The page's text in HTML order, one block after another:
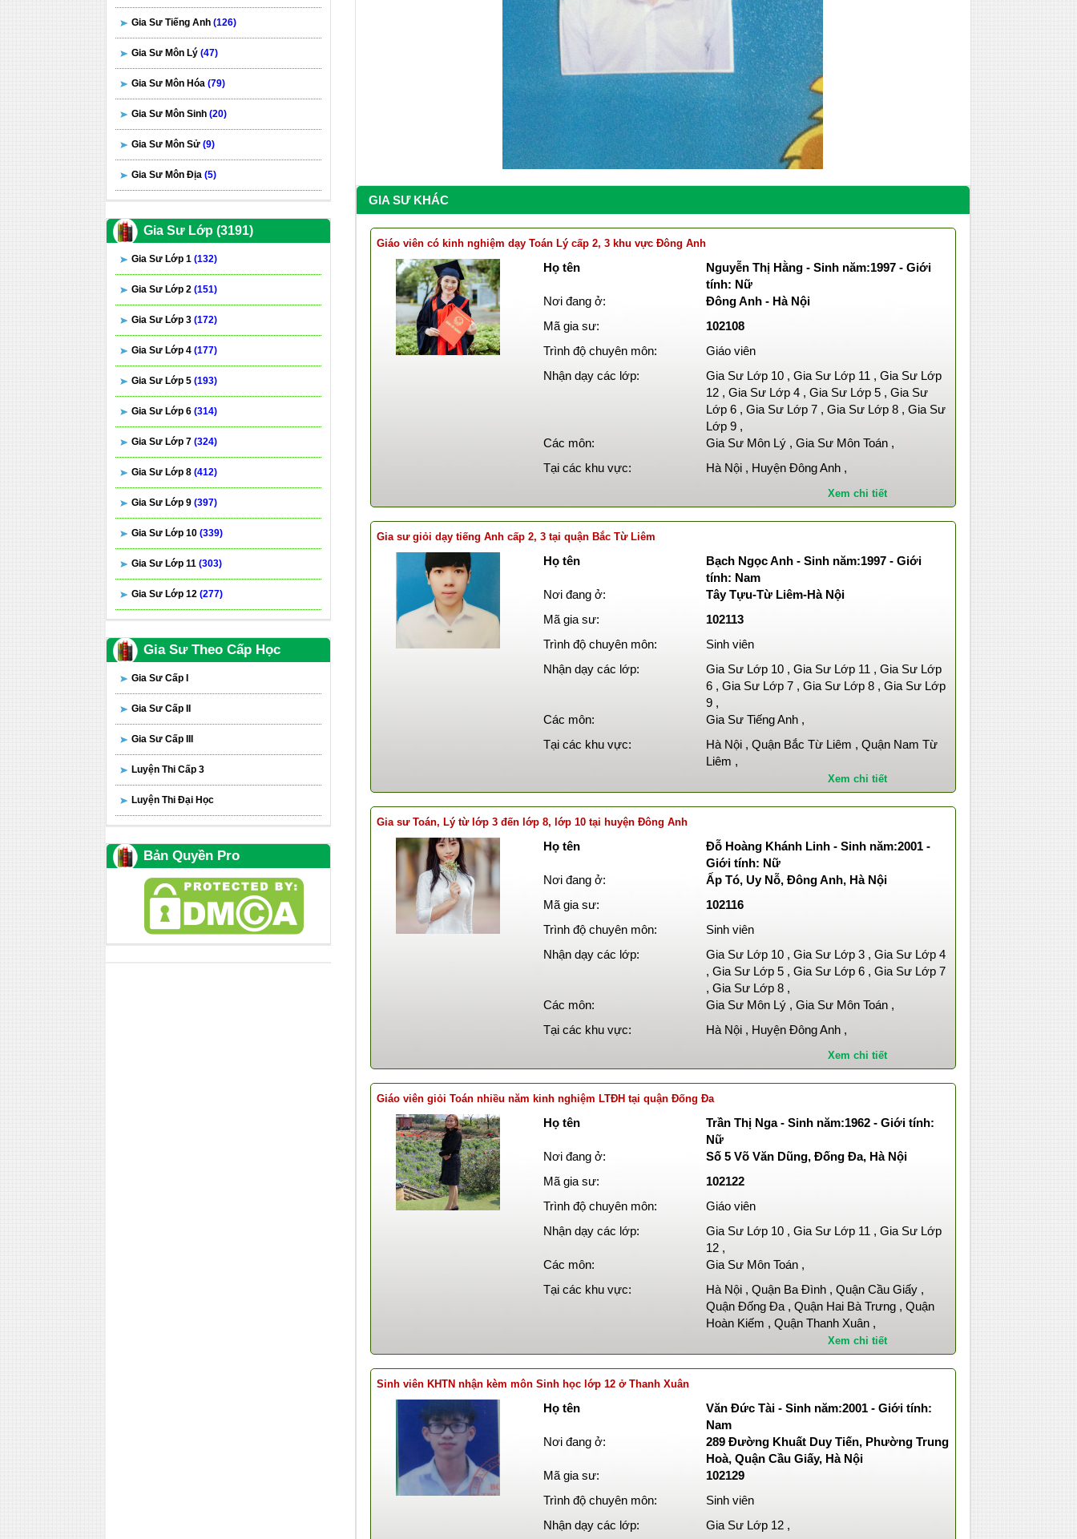
GIA SƯ KHÁC
Giáo viên có kinh nghiệm dạy Toán Lý cấp 2, 3 khu vực Đông Anh
Họ tên
Nguyễn Thị Hằng - Sinh năm:1997 - Giới
tính: Nữ
Nơi đang ở:
Đông Anh - Hà Nội
Mã gia sư:
102108
Trình độ chuyên môn:
Giáo viên
Nhận dạy các lớp:
Gia Sư Lớp 10 , Gia Sư Lớp 11 , Gia Sư Lớp
12 , Gia Sư Lớp 4 , Gia Sư Lớp 5 , Gia Sư
Lớp 6 , Gia Sư Lớp 7 , Gia Sư Lớp 8 , Gia Sư
Lớp 9 ,
Các môn:
Gia Sư Môn Lý , Gia Sư Môn Toán ,
Tại các khu vực:
Hà Nội , Huyện Đông Anh ,
Xem chi tiết
Gia sư giỏi dạy tiếng Anh cấp 2, 3 tại quận Bắc Từ Liêm
Họ tên
Bạch Ngọc Anh - Sinh năm:1997 - Giới
tính: Nam
Nơi đang ở:
Tây Tựu-Từ Liêm-Hà Nội
Mã gia sư:
102113
Trình độ chuyên môn:
Sinh viên
Nhận dạy các lớp:
Gia Sư Lớp 10 , Gia Sư Lớp 11 , Gia Sư Lớp
6 , Gia Sư Lớp 7 , Gia Sư Lớp 8 , Gia Sư Lớp
9 ,
Các môn:
Gia Sư Tiếng Anh ,
Tại các khu vực:
Hà Nội , Quận Bắc Từ Liêm , Quận Nam Từ
Liêm ,
Xem chi tiết
Gia sư Toán, Lý từ lớp 3 đến lớp 8, lớp 10 tại huyện Đông Anh
Họ tên
Đỗ Hoàng Khánh Linh - Sinh năm:2001 -
Giới tính: Nữ
Nơi đang ở:
Ấp Tó, Uy Nỗ, Đông Anh, Hà Nội
Mã gia sư:
102116
Trình độ chuyên môn:
Sinh viên
Nhận dạy các lớp:
Gia Sư Lớp 10 , Gia Sư Lớp 3 , Gia Sư Lớp 4
, Gia Sư Lớp 5 , Gia Sư Lớp 6 , Gia Sư Lớp 7
, Gia Sư Lớp 8 ,
Các môn:
Gia Sư Môn Lý , Gia Sư Môn Toán ,
Tại các khu vực:
Hà Nội , Huyện Đông Anh ,
Xem chi tiết
Giáo viên giỏi Toán nhiều năm kinh nghiệm LTĐH tại quận Đống Đa
Họ tên
Trần Thị Nga - Sinh năm:1962 - Giới tính:
Nữ
Nơi đang ở:
Số 5 Võ Văn Dũng, Đống Đa, Hà Nội
Mã gia sư:
102122
Trình độ chuyên môn:
Giáo viên
Nhận dạy các lớp:
Gia Sư Lớp 10 , Gia Sư Lớp 11 , Gia Sư Lớp
12 ,
Các môn:
Gia Sư Môn Toán ,
Tại các khu vực:
Hà Nội , Quận Ba Đình , Quận Cầu Giấy ,
Quận Đống Đa , Quận Hai Bà Trưng , Quận
Hoàn Kiếm , Quận Thanh Xuân ,
Xem chi tiết
Sinh viên KHTN nhận kèm môn Sinh học lớp 12 ở Thanh Xuân
Họ tên
Văn Đức Tài - Sinh năm:2001 - Giới tính:
Nam
Nơi đang ở:
289 Đường Khuất Duy Tiến, Phường Trung
Hoà, Quận Cầu Giấy, Hà Nội
Mã gia sư:
102129
Trình độ chuyên môn:
Sinh viên
Nhận dạy các lớp:
Gia Sư Lớp 12 ,
Gia Sư Tiếng Anh (126)
Gia Sư Môn Lý (47)
Gia Sư Môn Hóa (79)
Gia Sư Môn Sinh (20)
Gia Sư Môn Sử (9)
Gia Sư Môn Địa (5)
Gia Sư Lớp (3191)
Gia Sư Lớp 1 (132)
Gia Sư Lớp 2 (151)
Gia Sư Lớp 3 (172)
Gia Sư Lớp 4 (177)
Gia Sư Lớp 5 (193)
Gia Sư Lớp 6 (314)
Gia Sư Lớp 7 (324)
Gia Sư Lớp 8 (412)
Gia Sư Lớp 9 (397)
Gia Sư Lớp 10 (339)
Gia Sư Lớp 11 (303)
Gia Sư Lớp 12 (277)
Gia Sư Theo Cấp Học
Gia Sư Cấp I
Gia Sư Cấp II
Gia Sư Cấp III
Luyện Thi Cấp 3
Luyện Thi Đại Học
Bản Quyền Pro